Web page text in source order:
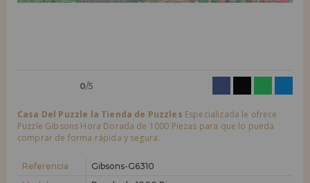
0/5
Casa Del Puzzle la Tienda de Puzzles Especializada le ofrece
Puzzle Gibsons Hora Dorada de 1000 Piezas para que lo pueda
comprar de forma rápida y segura.
Referencia
Gibsons-G6310